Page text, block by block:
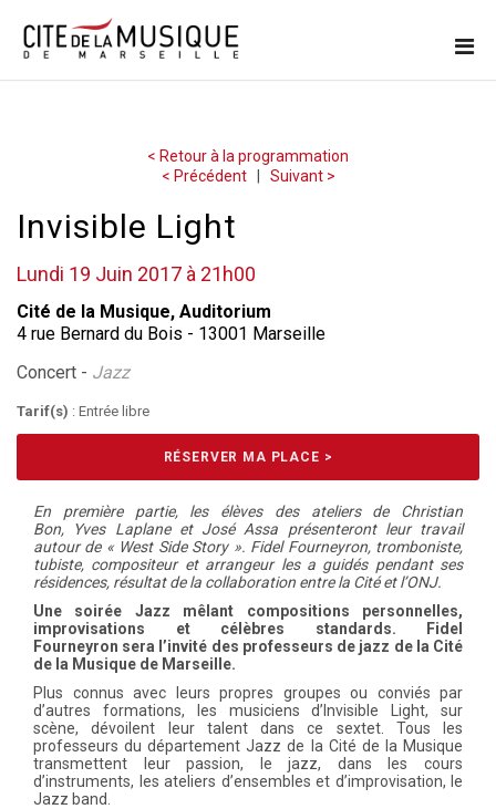
< Retour à la programmation
< Précédent| Suivant >
Invisible Light
Lundi 19 Juin 2017 à 21h00
Cité de la Musique, Auditorium
4 rue Bernard du Bois - 13001 Marseille
Concert - Jazz
Tarif(s) : Entrée libre
RÉSERVER MA PLACE >
En première partie, les élèves des ateliers de Christian
Bon, Yves Laplane et José Assa présenteront leur travail
autour de « West Side Story ». Fidel Fourneyron, tromboniste,
tubiste, compositeur et arrangeur les a guidés pendant ses
résidences, résultat de la collaboration entre la Cité et l’ONJ.
Une soirée Jazz mêlant compositions personnelles,
improvisations et célèbres standards. Fidel
Fourneyron sera l’invité des professeurs de jazz de la Cité
de la Musique de Marseille.
Plus connus avec leurs propres groupes ou conviés par
d’autres formations, les musiciens d’Invisible Light, sur
scène, dévoilent leur talent dans ce sextet. Tous les
professeurs du département Jazz de la Cité de la Musique
transmettent leur passion, le jazz, dans les cours
d’instruments, les ateliers d’ensembles et d’improvisation, le
Jazz band.